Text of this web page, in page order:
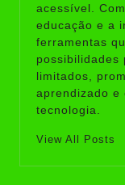
acessível.
educação e a
ferramentas
possibilidades
limitados,
aprendizado e
tecnologia.
View All Posts